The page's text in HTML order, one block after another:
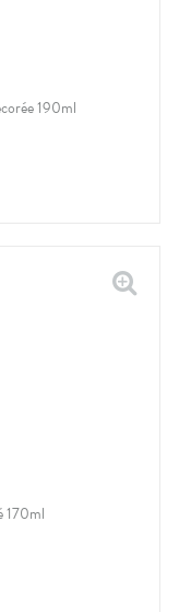
190ml
170ml